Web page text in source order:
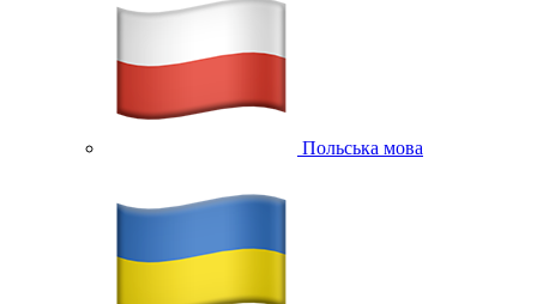
Польська мова